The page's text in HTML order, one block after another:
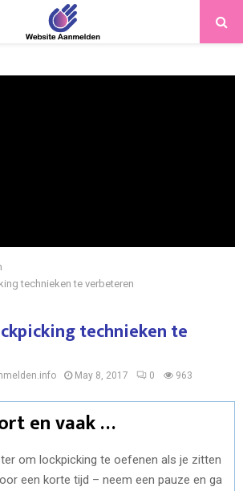
technieken te verbeteren
technieken te
May 8, 2017 0 963
en vaak …
om lockpicking te oefenen als je zitten
een korte tijd – neem een ​​pauze en ga